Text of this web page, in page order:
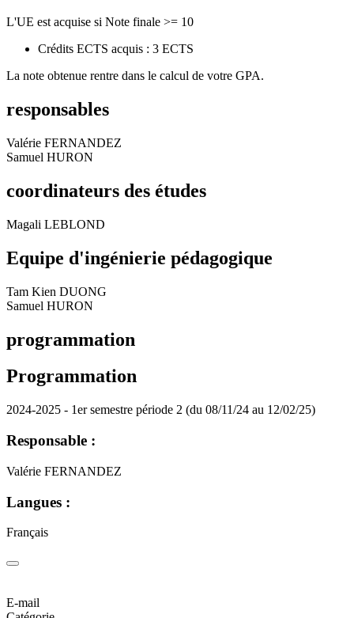
L'UE est acquise si Note finale >= 10
Crédits ECTS acquis : 3 ECTS
La note obtenue rentre dans le calcul de votre GPA.
responsables
Valérie FERNANDEZ
Samuel HURON
coordinateurs des études
Magali LEBLOND
Equipe d'ingénierie pédagogique
Tam Kien DUONG
Samuel HURON
programmation
Programmation
2024-2025 - 1er semestre période 2 (du 08/11/24 au 12/02/25)
Responsable :
Valérie FERNANDEZ
Langues :
Français
E-mail